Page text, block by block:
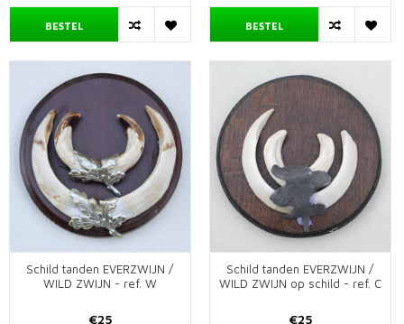
BESTEL BESTEL
Schild tanden EVERZWIJN /
WILD ZWIJN - ref. W
€25
Schild tanden EVERZWIJN /
WILD ZWIJN op schild - ref. C
€25